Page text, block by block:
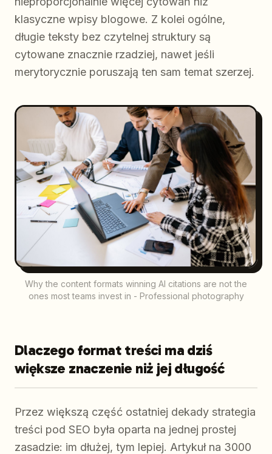
klasyczne wpisy blogowe. Z kolei ogólne,
długie teksty bez czytelnej struktury są
cytowane znacznie rzadziej, nawet jeśli
merytorycznie poruszają ten sam temat szerzej.
Why the content formats winning AI citations are not the
ones most teams invest in - Professional photography
Dlaczego format treści ma dziś
większe znaczenie niż jej długość
Przez większą część ostatniej dekady strategia
treści pod SEO była oparta na jednej prostej
zasadzie: im dłużej, tym lepiej. Artykuł na 3000